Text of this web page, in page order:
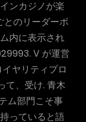
ンカジノが楽
とのリーダーボ
内に表示され
V が運営
ヤリティプロ
て、受け. 青木
ム部門こそ事
っていると語